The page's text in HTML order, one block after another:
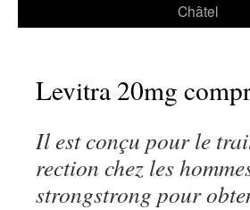
Châtel
Levitra 20mg
Il est conçu pour le
rection chez les
strongstrong pour